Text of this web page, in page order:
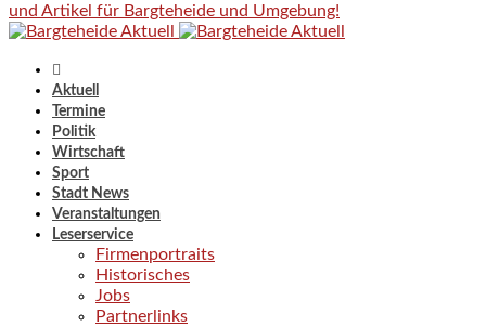
und Artikel für Bargteheide und Umgebung!
Aktuell
Termine
Politik
Wirtschaft
Sport
Stadt News
Veranstaltungen
Leserservice
Firmenportraits
Historisches
Jobs
Partnerlinks